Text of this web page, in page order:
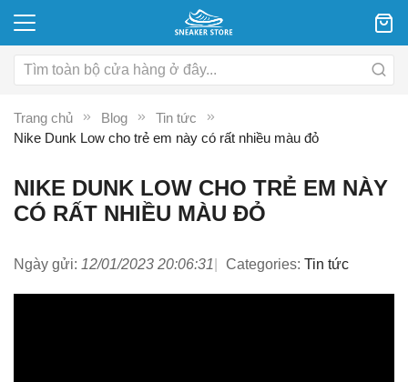
Trang chủ Blog
Tin tức
Nike Dunk Low cho trẻ em này có rất nhiều màu đỏ
NIKE DUNK LOW CHO TRẺ EM NÀY
CÓ RẤT NHIỀU MÀU ĐỎ
Ngày gửi: 12/01/2023 20:06:31 Categories: Tin tức